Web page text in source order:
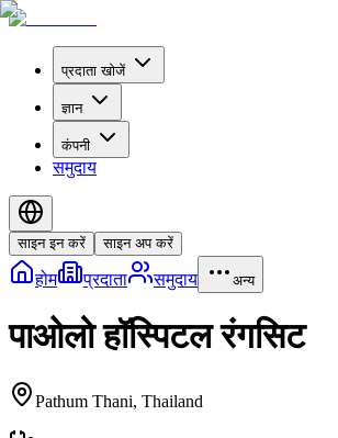
प्रदाता खोजें
ज्ञान
कंपनी
समुदाय
साइन इन करें साइन अप करें
होम प्रदाता समुदाय अन्य
पाओलो हॉस्पिटल रंगसिट
Pathum Thani, Thailand